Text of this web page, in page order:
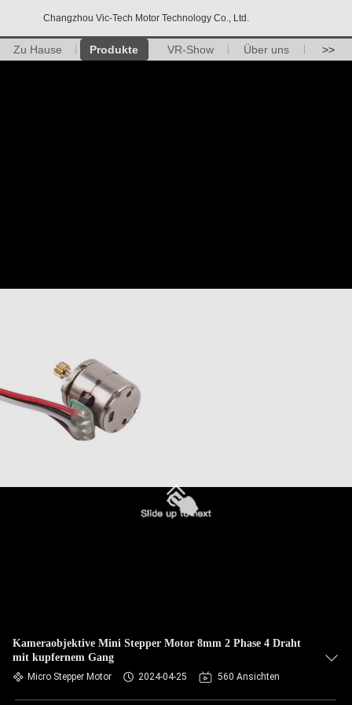
Changzhou Vic-Tech Motor Technology Co., Ltd.
Zu Hause Produkte VR-Show Über uns >>
Kameraobjektive Mini Stepper Motor 8mm 2 Phase 4 Draht
mit kupfernem Gang
Micro Stepper Motor 2024-04-25 560 Ansichten